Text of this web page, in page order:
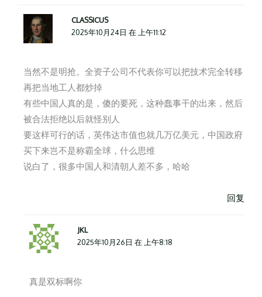
CLASSICUS
2025年10月24日 在 上午11:12
当然不是明抢。全资子公司不代表你可以把技术完全转移
再把当地工人都炒掉
有些中国人真的是，傻的要死，这种蠢事干的出来，然后
被合法拒绝以后就怪别人
要这样可行的话，英伟达市值也就几万亿美元，中国政府
买下来岂不是称霸全球，什么思维
说白了，很多中国人和清朝人差不多，哈哈
回复
JKL
2025年10月26日 在 上午8:18
真是双标啊你